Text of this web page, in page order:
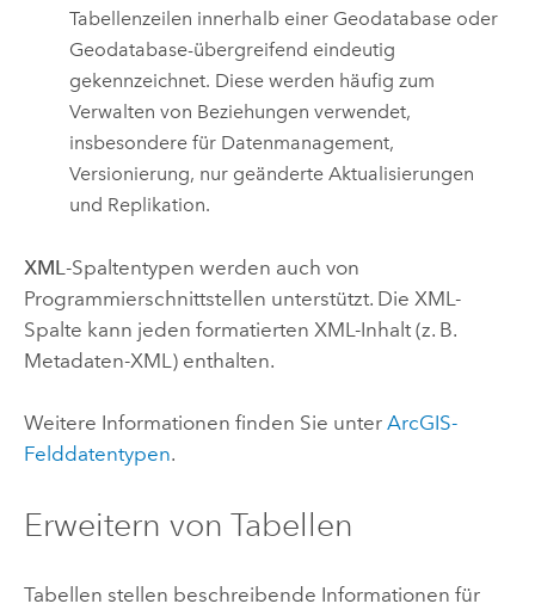
Tabellenzeilen innerhalb einer Geodatabase oder
Geodatabase-übergreifend eindeutig
gekennzeichnet. Diese werden häufig zum
Verwalten von Beziehungen verwendet,
insbesondere für Datenmanagement,
Versionierung, nur geänderte Aktualisierungen
und Replikation.
XML-Spaltentypen werden auch von
Programmierschnittstellen unterstützt. Die XML-
Spalte kann jeden formatierten XML-Inhalt (z. B.
Metadaten-XML) enthalten.
Weitere Informationen finden Sie unter ArcGIS-
Felddatentypen.
Erweitern von Tabellen
Tabellen stellen beschreibende Informationen für